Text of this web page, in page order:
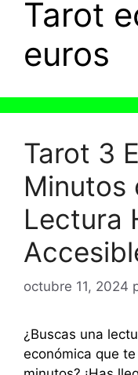
Tarot
euros
Tarot 3
Minutos
Lectura
octubre 11, 2024
¿Buscas una
económica que